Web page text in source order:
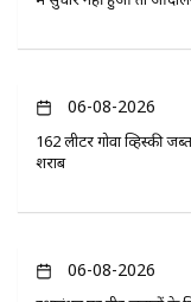
06-08-2026
162 लीटर गोवा व्हिस्की
शराब
06-08-2026